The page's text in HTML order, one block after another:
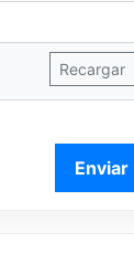
Recargar
Enviar